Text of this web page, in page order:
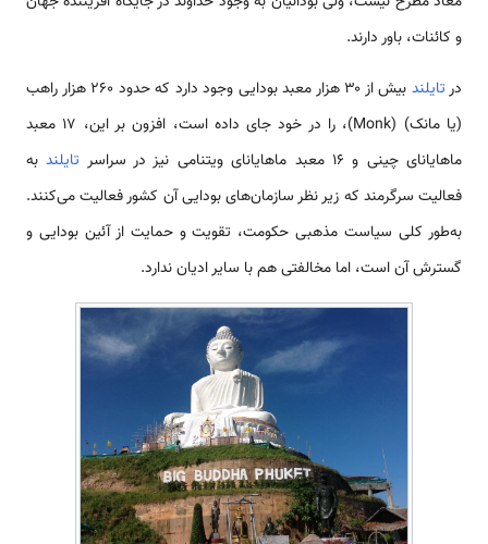
و کائنات، باور دارند.
درتایلند
بیش از ۳۰ هزار معبد بودایی وجود دارد که حدود ۲۶۰ هزار راهب
(یا مانک) (Monk)، را در خود جای داده است، افزون بر این، ۱۷ معبد
ماهایانای چینی و ۱۶ معبد ماهایانای ویتنامی نیز در سراسر
تایلندبه
فعالیت سرگرمند که زیر نظر سازمان‌های بودایی آن کشور فعالیت می‌کنند.
به‌طور کلی سیاست مذهبی حکومت، تقویت و حمایت از آئین بودایی و
گسترش آن است، اما مخالفتی هم با سایر ادیان ندارد.